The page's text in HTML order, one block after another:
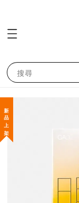
搜尋
新 品 上 架